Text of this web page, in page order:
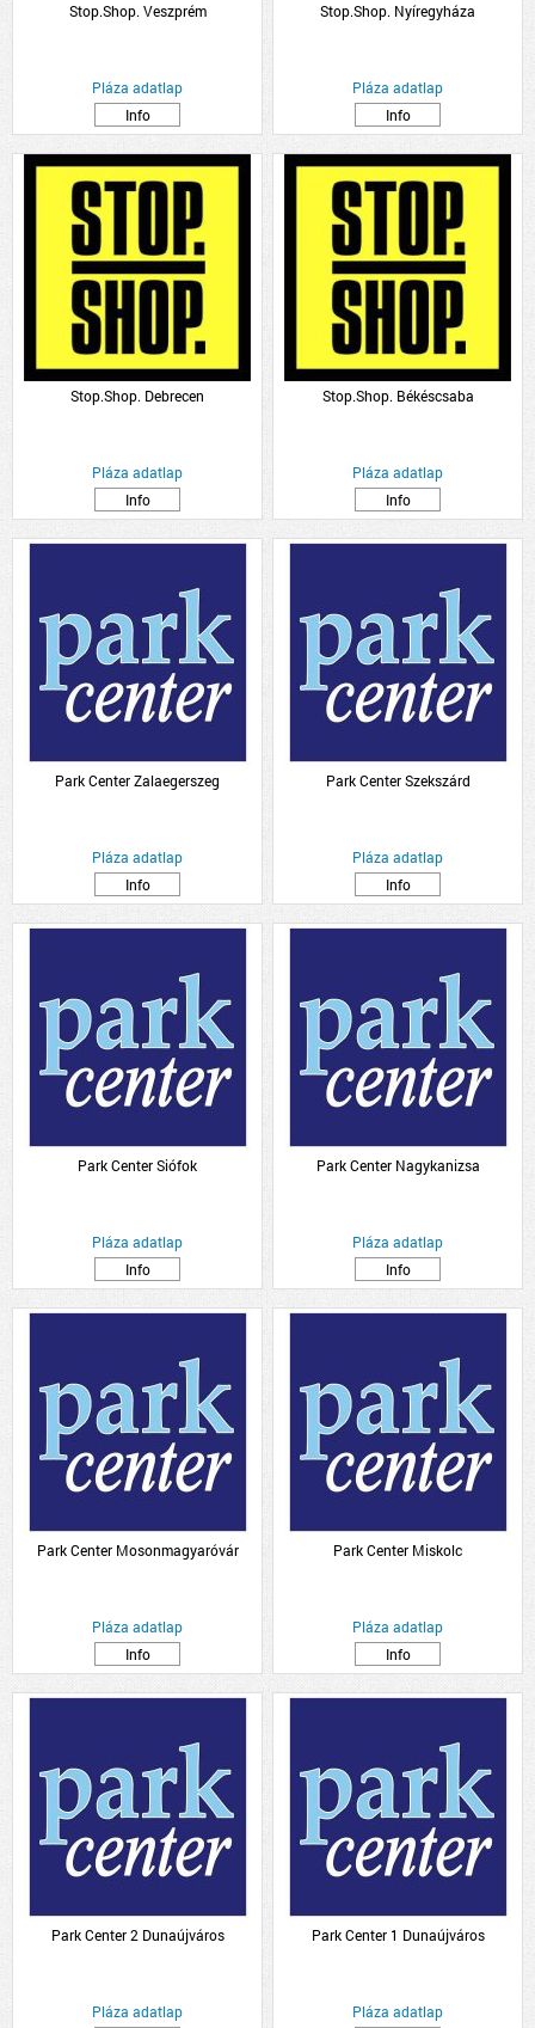
Stop.Shop. Veszprém
Pláza adatlap
Info
Stop.Shop. Nyíregyháza
Pláza adatlap
Info
Stop.Shop. Debrecen
Pláza adatlap
Info
Stop.Shop. Békéscsaba
Pláza adatlap
Info
Park Center Zalaegerszeg
Pláza adatlap
Info
Park Center Szekszárd
Pláza adatlap
Info
Park Center Siófok
Pláza adatlap
Info
Park Center Nagykanizsa
Pláza adatlap
Info
Park Center Mosonmagyaróvár
Pláza adatlap
Info
Park Center Miskolc
Pláza adatlap
Info
Park Center 2 Dunaújváros
Pláza adatlap
Park Center 1 Dunaújváros
Pláza adatlap